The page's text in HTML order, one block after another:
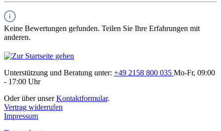
Keine Bewertungen gefunden. Teilen Sie Ihre Erfahrungen mit
anderen.
Unterstützung und Beratung unter: +49 2158 800 035 Mo-Fr, 09:00
- 17:00 Uhr
Oder über unserKontaktformular.
Vertrag widerrufen
Impressum